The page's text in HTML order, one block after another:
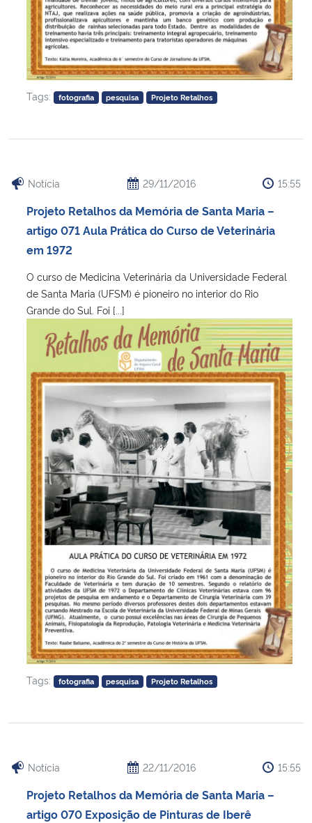
Tags: fotografia pesquisa Projeto Retalhos
Notícia 29/11/2016 15:55
Projeto Retalhos da Memória de Santa Maria –
artigo 071 Aula Prática do Curso de Veterinária
em 1972
O curso de Medicina Veterinária da Universidade Federal
de Santa Maria (UFSM) é pioneiro no interior do Rio
Grande do Sul. Foi [...]
Tags: fotografia pesquisa Projeto Retalhos
Notícia 22/11/2016 15:55
Projeto Retalhos da Memória de Santa Maria –
artigo 070 Exposição de Pinturas de Iberê